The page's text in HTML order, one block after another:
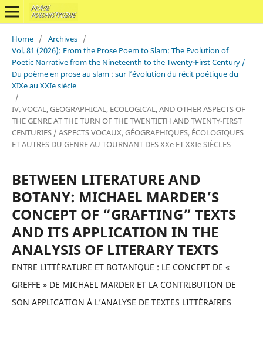
Home / Archives /
Vol. 81 (2026): From the Prose Poem to Slam: The Evolution of
Poetic Narrative from the Nineteenth to the Twenty-First Century /
Du poème en prose au slam : sur l’évolution du récit poétique du
XIXe au XXIe siècle
/
IV. VOCAL, GEOGRAPHICAL, ECOLOGICAL, AND OTHER ASPECTS OF
THE GENRE AT THE TURN OF THE TWENTIETH AND TWENTY-FIRST
CENTURIES / ASPECTS VOCAUX, GÉOGRAPHIQUES, ÉCOLOGIQUES
ET AUTRES DU GENRE AU TOURNANT DES XXe ET XXIe SIÈCLES
BETWEEN LITERATURE AND
BOTANY: MICHAEL MARDER’S
CONCEPT OF “GRAFTING” TEXTS
AND ITS APPLICATION IN THE
ANALYSIS OF LITERARY TEXTS
ENTRE LITTÉRATURE ET BOTANIQUE : LE CONCEPT DE «
GREFFE » DE MICHAEL MARDER ET LA CONTRIBUTION DE
SON APPLICATION À L’ANALYSE DE TEXTES LITTÉRAIRES